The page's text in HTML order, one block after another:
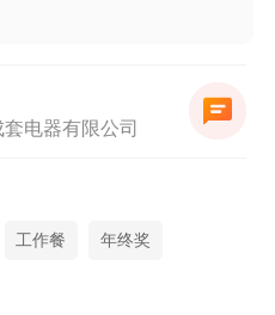
电器有限公司
工作餐 年终奖